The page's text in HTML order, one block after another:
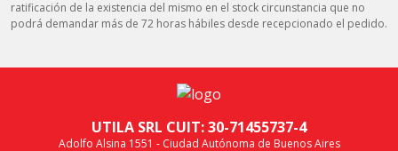
ratificación de la existencia del mismo en el stock circunstancia que no
podrá demandar más de 72 horas hábiles desde recepcionado el pedido.
UTILA SRL CUIT: 30-71455737-4
Adolfo Alsina 1551 - Ciudad Autónoma de Buenos Aires